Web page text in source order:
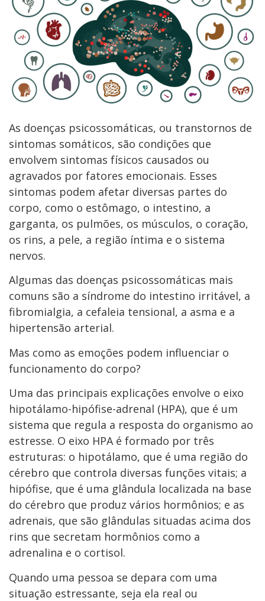
As doenças psicossomáticas, ou transtornos de
sintomas somáticos, são condições que
envolvem sintomas físicos causados ou
agravados por fatores emocionais. Esses
sintomas podem afetar diversas partes do
corpo, como o estômago, o intestino, a
garganta, os pulmões, os músculos, o coração,
os rins, a pele, a região íntima e o sistema
nervos.
Algumas das doenças psicossomáticas mais
comuns são a síndrome do intestino irritável, a
fibromialgia, a cefaleia tensional, a asma e a
hipertensão arterial.
Mas como as emoções podem influenciar o
funcionamento do corpo?
Uma das principais explicações envolve o eixo
hipotálamo-hipófise-adrenal (HPA), que é um
sistema que regula a resposta do organismo ao
estresse. O eixo HPA é formado por três
estruturas: o hipotálamo, que é uma região do
cérebro que controla diversas funções vitais; a
hipófise, que é uma glândula localizada na base
do cérebro que produz vários hormônios; e as
adrenais, que são glândulas situadas acima dos
rins que secretam hormônios como a
adrenalina e o cortisol.
Quando uma pessoa se depara com uma
situação estressante, seja ela real ou